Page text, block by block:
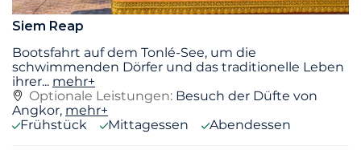
Siem Reap
Bootsfahrt auf dem Tonlé-See, um die
schwimmenden Dörfer und das traditionelle Leben
ihrer... mehr+
Optionale Leistungen: Besuch der Düfte von
Angkor, mehr+
Frühstück
Mittagessen Abendessen